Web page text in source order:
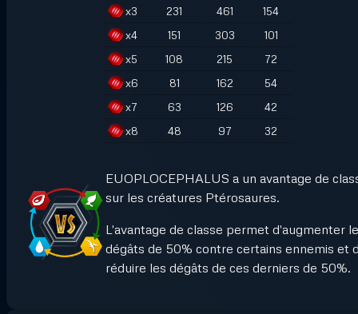
x3 231 461
154
x4 151 303
101
x5 108 215
72
x6 81 162
54
x7 63 126
42
x8 48 97 32
EUOPLOCEPHALUS a un avantage de
sur les créatures Ptérosaures.
L'avantage de classe permet d'augmenter
dégâts de 50% contre certains ennemis et
réduire les dégâts de ces derniers de 50%.